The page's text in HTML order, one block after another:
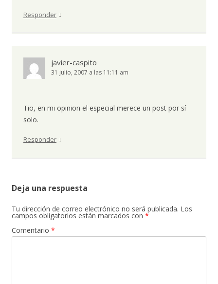
Responder ↓
javier-caspito
31 julio, 2007 a las 11:11 am
Tio, en mi opinion el especial merece un post por sí
solo.
Responder ↓
Deja una respuesta
Tu dirección de correo electrónico no será publicada. Los
campos obligatorios están marcados con *
Comentario *